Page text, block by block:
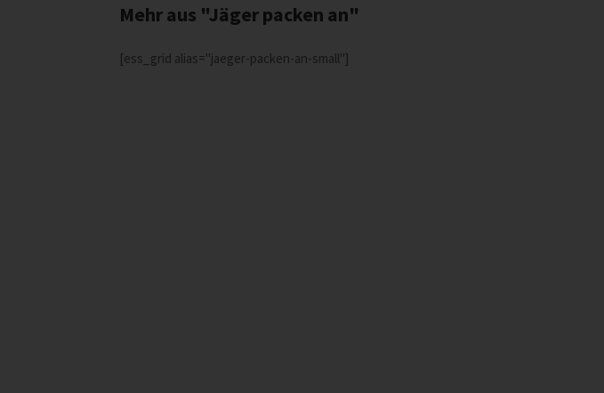
Mehr aus "Jäger packen an"
[ess_grid alias="jaeger-packen-an-small"]